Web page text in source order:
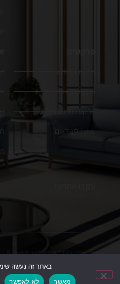
פרקטים
פרקט עץ טבעי
פרקט למינציה
פרקט נגד מים SPC
pvc | לינולאום
הקמת האתר:משרד פרסוםBrain&Brand
באתר זה נעשה
מאשר
לא לאפשר